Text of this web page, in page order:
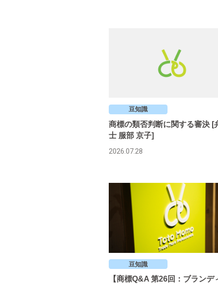
豆知識
商標の類否判断に関する審決 [
士 服部 京子]
2026.07.28
豆知識
【商標Q&A 第26回：ブランデ